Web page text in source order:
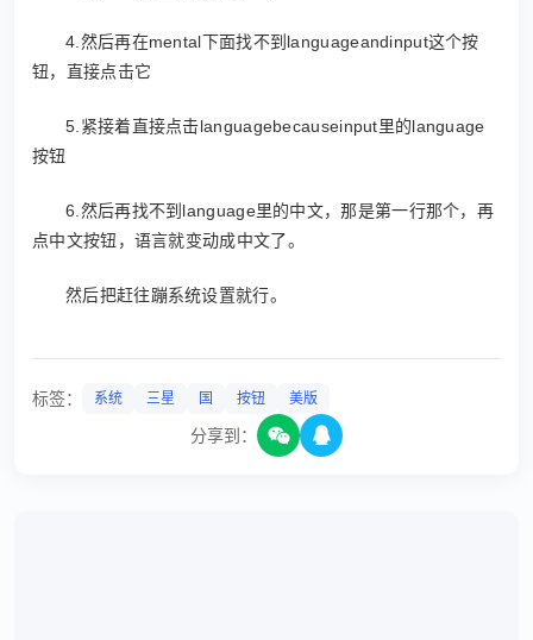
4.然后再在mental下面找不到languageandinput这个按
钮，直接点击它
5.紧接着直接点击languagebecauseinput里的language
按钮
6.然后再找不到language里的中文，那是第一行那个，再
点中文按钮，语言就变动成中文了。
然后把赶往蹦系统设置就行。
标签： 系统 三星 国 按钮 美版
分享到：